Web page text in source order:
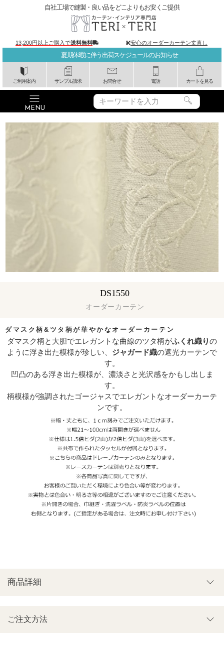
夏期休暇に伴う出荷スケジュールのお知らせ
ご利用案内 サンプル請求 お問合せ 電話 カートを見る
自社工場で縫製・良い品をどこよりもお安くご提供
13,200円以上ご購入で送料無料 安心のオーダーカーテン丈直し
ダマスク柄&ツタ柄が華やかなオーダーカーテン
オーダーカーテン
DS1550
ダマスク柄と大胆でエレガントな曲線のツタ柄がふくれ織りの
ように浮き出た模様が珍しい、 ジャガード織の遮光カーテンで
す。
凹凸のある浮き出た模様が、濃淡さと光沢感をかもし出しま
す。
柄模様が強調されたゴージャスでエレガントなオーダーカーテ
ンです。
ご注文方法
商品詳細